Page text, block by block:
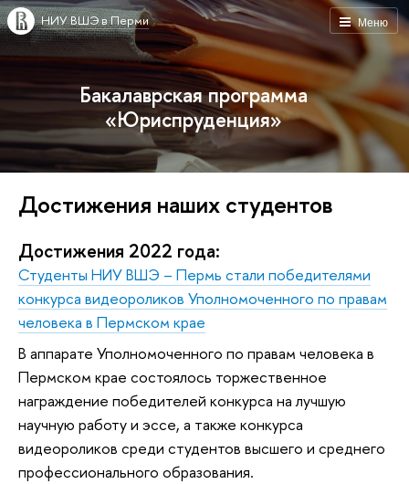
Меню
НИУ ВШЭ в Перми
Бакалаврская программа
«Юриспруденция»
Достижения наших студентов
Достижения 2022 года:
Студенты НИУ ВШЭ – Пермь стали победителями
конкурса видеороликов Уполномоченного по правам
человека в Пермском крае
В аппарате Уполномоченного по правам человека в
Пермском крае состоялось торжественное
награждение победителей конкурса на лучшую
научную работу и эссе, а также конкурса
видеороликов среди студентов высшего и среднего
профессионального образования.